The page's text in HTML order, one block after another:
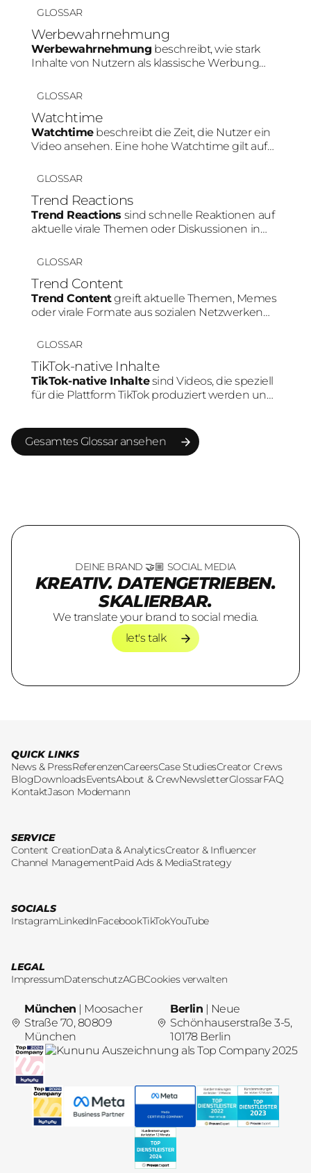
Konsistente Farben, Personen oder Content-
GLOSSAR
Werbewahrnehmung
Werbewahrnehmung beschreibt, wie stark
Inhalte von Nutzern als klassische Werbung
den Content integriert wird, desto geringer fällt
GLOSSAR
Watchtime
Watchtimebeschreibt die Zeit, die Nutzer ein
Video ansehen. Eine hohe Watchtime gilt auf
wichtiges Signal für relevanten Content und
GLOSSAR
Trend Reactions
Trend Reactions sind schnelle Reaktionen auf
aktuelle virale Themen oder Diskussionen in
Geschwindigkeit können Marken ihre Relevanz
Community-Gespräche eingebunden werden.
GLOSSAR
Trend Content
Trend Contentgreift aktuelle Themen, Memes
oder virale Formate aus sozialen Netzwerken
Reichweite aufzubauen und Teil bestehender
GLOSSAR
TikTok-native Inhalte
TikTok-native Inhaltesind Videos, die speziell
für die Plattform TikTok produziert werden und
authentische Kameraästhetik, schnelle
Einstiege, Creator-Dynamiken und
Gesamtes Glossar ansehen
Gesamtes Glossar ansehen
DEINE BRAND 🤝🏼 SOCIAL MEDIA
KREATIV. DATENGETRIEBEN.
SKALIERBAR.
We translate your brand to social media.
let's talk
let's talk
QUICK LINKS
News & PressReferenzenCareersCase StudiesCreator Crews
BlogDownloadsEventsAbout & CrewNewsletterGlossarFAQ
KontaktJason Modemann
SERVICE
Content CreationData & AnalyticsCreator & Influencer
Channel ManagementPaid Ads & MediaStrategy
SOCIALS
InstagramLinkedInFacebookTikTokYouTube
LEGAL
ImpressumDatenschutzAGBCookies verwalten
München | Moosacher
Straße 70, 80809
München
Berlin | Neue
Schönhauserstraße 3-5,
10178 Berlin